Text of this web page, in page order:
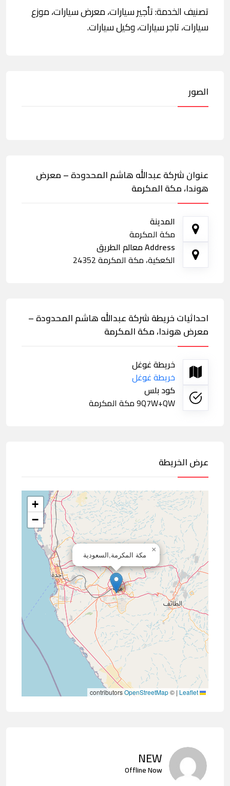
تصنيف الخدمة: تأجير سيارات، معرض سيارات، موزع
سيارات، تاجر سيارات، وكيل سيارات.
الصور
عنوان شركة عبدالله هاشم المحدودة – معرض
هوندا، مكة المكرمة
المدينة
مكة المكرمة
Address معالم الطريق
الكعكية، مكة المكرمة 24352
احداثيات خريطة شركة عبدالله هاشم المحدودة –
معرض هوندا، مكة المكرمة
خريطة غوغل
خريطة غوغل
كود بلس
9Q7W+QW مكة المكرمة
عرض الخريطة
مكة المكرمة,السعودية
×
+
−
|
©
OpenStreetMap
contributors
NEW
Offline Now